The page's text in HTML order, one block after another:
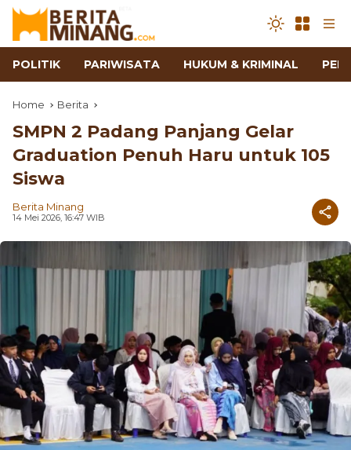
POLITIK PARIWISATA HUKUM & KRIMINAL
Home Berita
SMPN 2 Padang Panjang Gelar
Graduation Penuh Haru untuk 105
Siswa
Berita Minang
14 Mei 2026, 16:47 WIB